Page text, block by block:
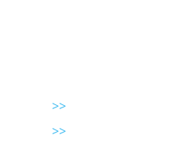
>>
>>